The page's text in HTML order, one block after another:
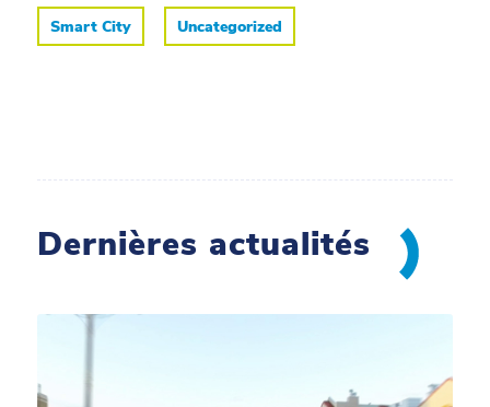
Smart City Uncategorized
Dernières actualités